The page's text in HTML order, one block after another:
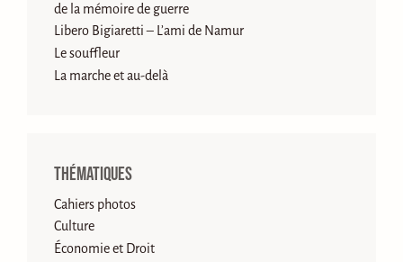
de la mémoire de guerre
Libero Bigiaretti – L’ami de Namur
Le souffleur
La marche et au-delà
Thématiques
Cahiers photos
Culture
Économie et Droit